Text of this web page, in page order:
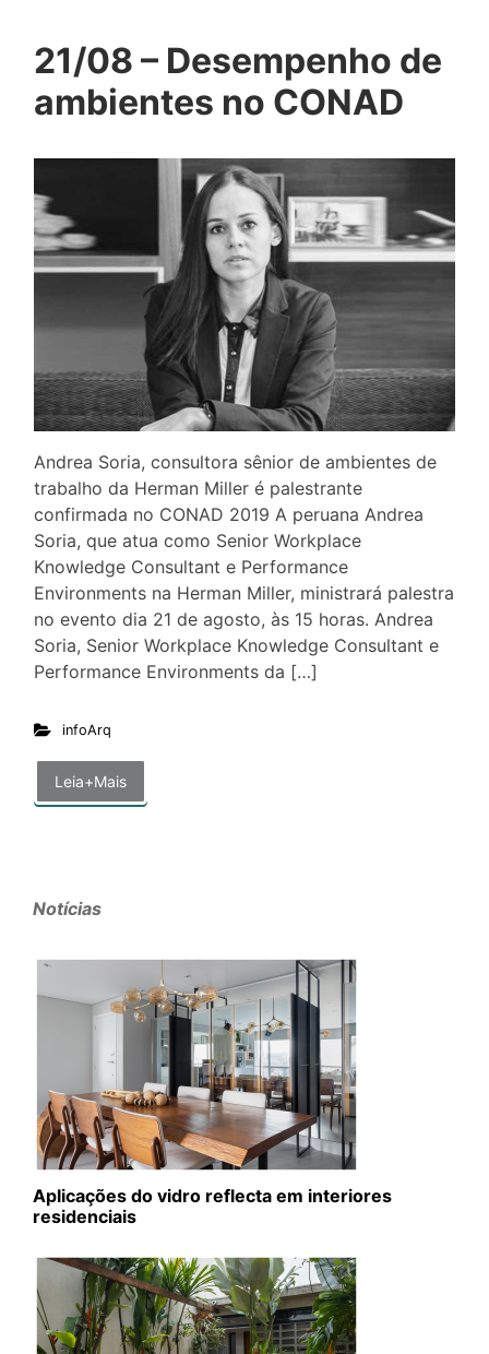
21/08 – Desempenho de
ambientes no CONAD
Andrea Soria, consultora sênior de ambientes de
trabalho da Herman Miller é palestrante
confirmada no CONAD 2019 A peruana Andrea
Soria, que atua como Senior Workplace
Knowledge Consultant e Performance
Environments na Herman Miller, ministrará palestra
no evento dia 21 de agosto, às 15 horas. Andrea
Soria, Senior Workplace Knowledge Consultant e
Performance Environments da […]
infoArq
Leia+Mais
Notícias
Aplicações do vidro reflecta em interiores
residenciais